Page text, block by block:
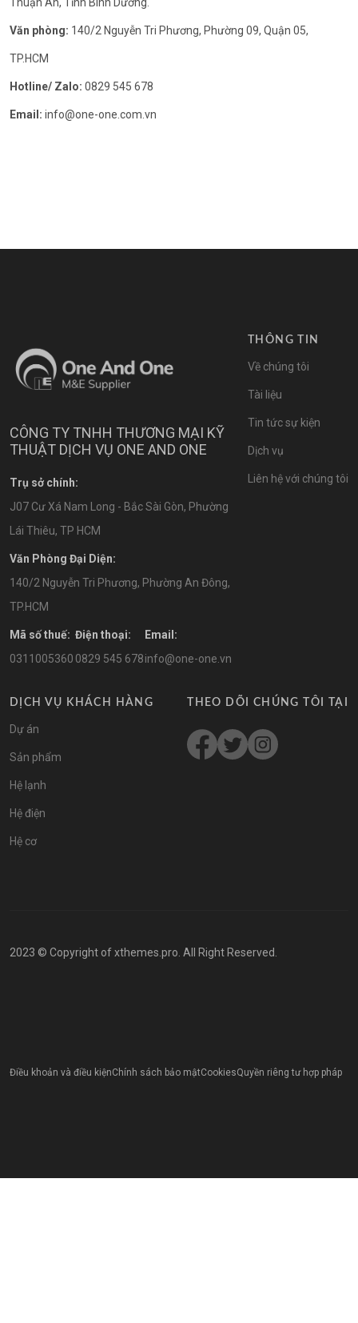
Văn phòng: 140/2 Nguyễn Tri Phương, Phường 09, Quận 05,
TP.HCM
Hotline/ Zalo: 0829 545 678
Email: info@one-one.com.vn
CÔNG TY TNHH THƯƠNG MẠI KỸ
THUẬT DỊCH VỤ ONE AND ONE
Trụ sở chính:
J07 Cư Xá Nam Long - Bắc Sài Gòn, Phường
Lái Thiêu, TP HCM
Văn Phòng Đại Diện:
140/2 Nguyễn Tri Phương, Phường An Đông,
TP.HCM
Mã số thuế:
0311005360
Điện thoại:
0829 545 678
Email:
info@one-one.vn
THÔNG TIN
Về chúng tôi
Tài liệu
Tin tức sự kiện
Dịch vụ
Liên hệ với chúng tôi
DỊCH VỤ KHÁCH HÀNG
Dự án
Sản phẩm
Hệ lạnh
Hệ điện
Hệ cơ
THEO DÕI CHÚNG TÔI TẠI
2023 © Copyright of xthemes.pro. All Right Reserved.
Điều khoản và điều kiệnChính sách bảo mậtCookiesQuyền riêng tư hợp pháp